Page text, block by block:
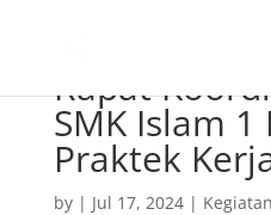
Rapat
SMK Islam
Praktek
by | Jul 17, 2024|